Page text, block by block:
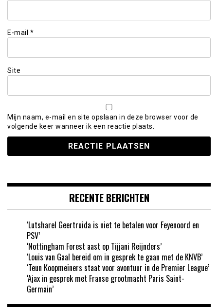
E-mail *
Site
Mijn naam, e-mail en site opslaan in deze browser voor de
volgende keer wanneer ik een reactie plaats.
RECENTE BERICHTEN
‘Lutsharel Geertruida is niet te betalen voor Feyenoord en
PSV’
‘Nottingham Forest aast op Tijjani Reijnders’
‘Louis van Gaal bereid om in gesprek te gaan met de KNVB’
‘Teun Koopmeiners staat voor avontuur in de Premier League’
‘Ajax in gesprek met Franse grootmacht Paris Saint-
Germain’